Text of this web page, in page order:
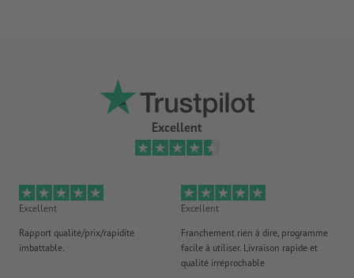
Excellent
Excellent
Rapport qualité/prix/rapidité
imbattable.
Excellent
Franchement rien à dire, programme
facile à utiliser. Livraison rapide et
qualité irréprochable